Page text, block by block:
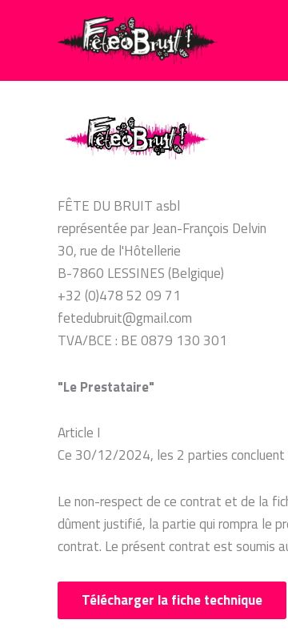
FÊTE DU BRUIT asbl
représentée par Jean-François Delvin
30, rue de l'Hôtellerie
B-7860 LESSINES (Belgique)
+32 (0)478 52 09 71
fetedubruit@gmail.com
TVA/BCE : BE 0879 130 301
"Le Prestataire"
Article I
Ce 30/12/2024, les 2 parties
Le non-respect de ce contrat et de la
dûment justifié, la partie qui rompra le
contrat. Le présent contrat est soumis
Télécharger la fiche technique